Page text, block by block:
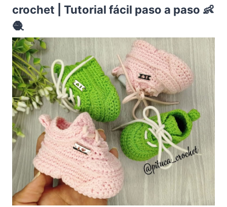
crochet | Tutorial fácil paso a paso 👶
🧶